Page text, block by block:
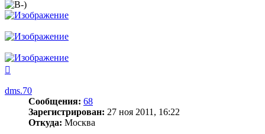
началу
dms.70
Сообщения: 68
Зарегистрирован: 27 ноя 2011, 16:22
Откуда: Москва